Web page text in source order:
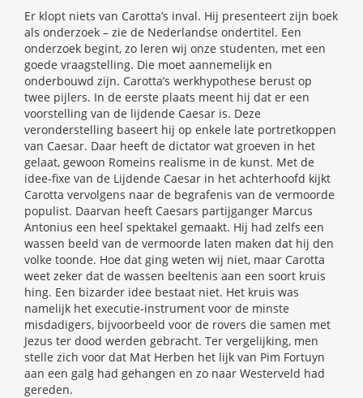
Er klopt niets van Carotta’s inval. Hij presenteert zijn boek
als onderzoek – zie de Nederlandse ondertitel. Een
onderzoek begint, zo leren wij onze studenten, met een
goede vraagstelling. Die moet aannemelijk en
onderbouwd zijn. Carotta’s werkhypothese berust op
twee pijlers. In de eerste plaats meent hij dat er een
voorstelling van de lijdende Caesar is. Deze
veronderstelling baseert hij op enkele late portretkoppen
van Caesar. Daar heeft de dictator wat groeven in het
gelaat, gewoon Romeins realisme in de kunst. Met de
idee-fixe van de Lijdende Caesar in het achterhoofd kijkt
Carotta vervolgens naar de begrafenis van de vermoorde
populist. Daarvan heeft Caesars partijganger Marcus
Antonius een heel spektakel gemaakt. Hij had zelfs een
wassen beeld van de vermoorde laten maken dat hij den
volke toonde. Hoe dat ging weten wij niet, maar Carotta
weet zeker dat de wassen beeltenis aan een soort kruis
hing. Een bizarder idee bestaat niet. Het kruis was
namelijk het executie-instrument voor de minste
misdadigers, bijvoorbeeld voor de rovers die samen met
Jezus ter dood werden gebracht. Ter vergelijking, men
stelle zich voor dat Mat Herben het lijk van Pim Fortuyn
aan een galg had gehangen en zo naar Westerveld had
gereden.